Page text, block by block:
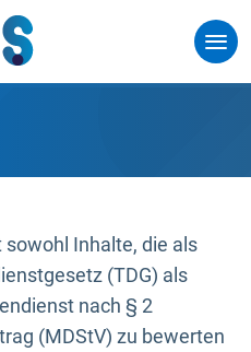
Inhalte, die als
(TDG) als
nach § 2
(MDStV) zu bewerten